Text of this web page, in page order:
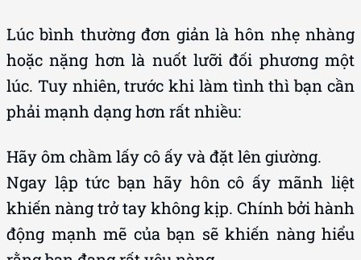
Lúc bình thường đơn giản là hôn nhẹ nhàng
hoặc nặng hơn là nuốt lưỡi đối phương một
lúc. Tuy nhiên, trước khi làm tình thì bạn cần
phải mạnh dạng hơn rất nhiều:
Hãy ôm chầm lấy cô ấy và đặt lên giường.
Ngay lập tức bạn hãy hôn cô ấy mãnh liệt
khiến nàng trở tay không kịp. Chính bởi hành
động mạnh mẽ của bạn sẽ khiến nàng hiểu